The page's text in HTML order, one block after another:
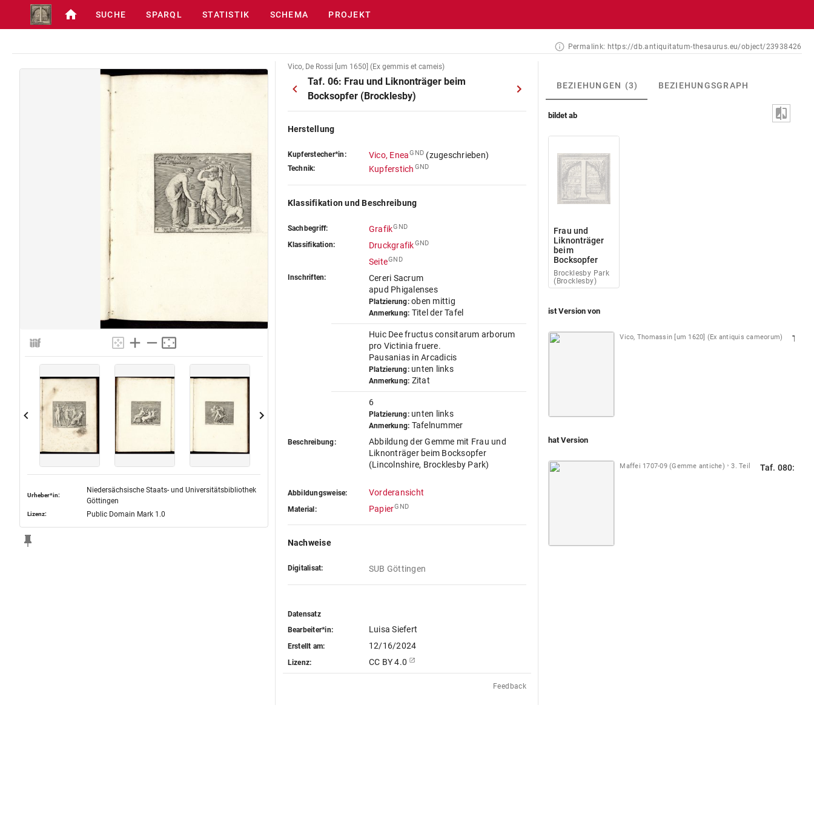
SUCHE SPARQL STATISTIK SCHEMA PROJEKT
Permalink: https://db.antiquitatum-thesaurus.eu/object/23938426
Urheber*in:
Niedersächsische Staats- und Universitätsbibliothek
Göttingen
Lizenz: Public Domain Mark 1.0
Vico, De Rossi [um 1650] (Ex gemmis et cameis)
Taf. 06: Frau und Liknonträger beim
Bocksopfer (Brocklesby)
Herstellung
Kupferstecher*in: Vico, EneaGND (zugeschrieben)
Technik: Kupferstich GND
Klassifikation und Beschreibung
Sachbegriff: GrafikGND
Klassifikation: DruckgrafikGND
SeiteGND
Inschriften:
Cereri Sacrum
apud Phigalenses
Platzierung:oben mittig
Anmerkung: Titel der Tafel
Huic Dee fructus consitarum arborum
pro Victinia fruere.
Pausanias in Arcadicis
Platzierung:unten links
Anmerkung: Zitat
6
Platzierung:unten links
Anmerkung: Tafelnummer
Beschreibung:
Abbildung der Gemme mit Frau und
Liknonträger beim Bocksopfer
(Lincolnshire, Brocklesby Park)
Abbildungsweise: Vorderansicht
Material: PapierGND
Nachweise
Digitalisat: SUB Göttingen
Datensatz
Bearbeiter*in:
Luisa Siefert
Erstellt am: 12/16/2024
Lizenz: CC BY 4.0
Feedback
BEZIEHUNGEN (3) BEZIEHUNGSGRAPH
bildet ab
Frau und
Liknonträger
beim
Bocksopfer
Brocklesby Park
(Brocklesby)
ist Version von
Vico, Thomassin [um 1620] (Ex antiquis cameorum) Taf.
hat Version
Maffei 1707-09 (Gemme antiche) 3. Teil Taf. 080: